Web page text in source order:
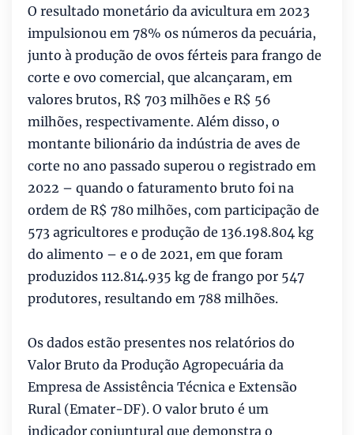
O resultado monetário da avicultura em 2023
impulsionou em 78% os números da pecuária,
junto à produção de ovos férteis para frango de
corte e ovo comercial, que alcançaram, em
valores brutos, R$ 703 milhões e R$ 56
milhões, respectivamente. Além disso, o
montante bilionário da indústria de aves de
corte no ano passado superou o registrado em
2022 – quando o faturamento bruto foi na
ordem de R$ 780 milhões, com participação de
573 agricultores e produção de 136.198.804 kg
do alimento – e o de 2021, em que foram
produzidos 112.814.935 kg de frango por 547
produtores, resultando em 788 milhões.
Os dados estão presentes nos relatórios do
Valor Bruto da Produção Agropecuária da
Empresa de Assistência Técnica e Extensão
Rural (Emater-DF). O valor bruto é um
indicador conjuntural que demonstra o